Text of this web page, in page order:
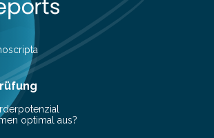
jetzt einen numerischen Code
sie mathematisch hoch präzise
optimal aus?